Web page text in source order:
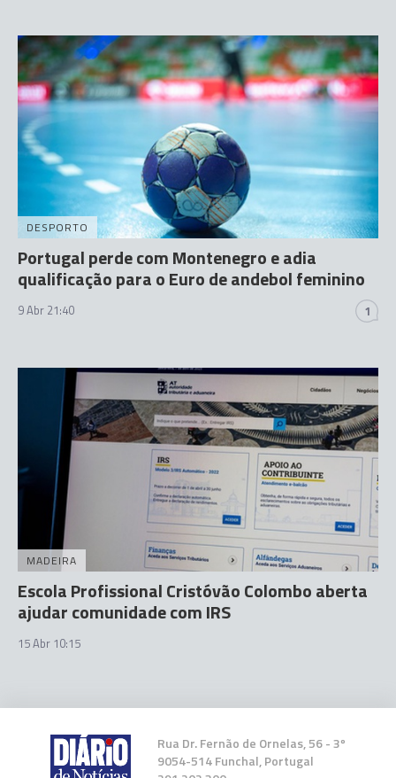
DESPORTO
Portugal perde com Montenegro e adia
qualificação para o Euro de andebol feminino
9 Abr 21:40 1
MADEIRA
Escola Profissional Cristóvão Colombo aberta
ajudar comunidade com IRS
15 Abr 10:15
Rua Dr. Fernão de Ornelas, 56 - 3º
9054-514 Funchal, Portugal